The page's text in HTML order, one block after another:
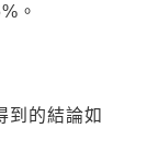
。
到的結論如